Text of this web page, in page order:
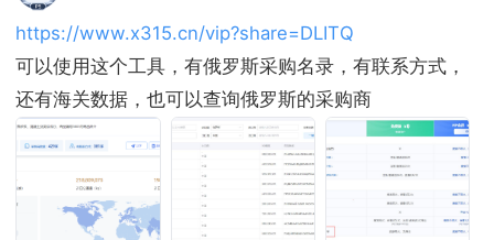
https://www.x315.cn/vip?share=DLITQ
可以使用这个工具，有俄罗斯采购名录，有联系方式，
还有海关数据，也可以查询俄罗斯的采购商